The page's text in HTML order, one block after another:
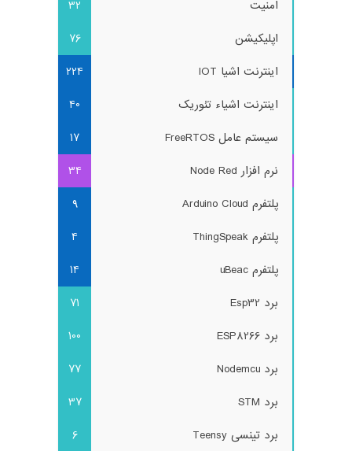
امنیت
32
اپلیکیشن
76
اینترنت اشیا IOT
224
اینترنت اشیاء تئوریک
40
سیستم عامل FreeRTOS
17
نرم افزار Node Red
34
پلتفرم Arduino Cloud
9
پلتفرم ThingSpeak
4
پلتفرم uBeac
14
برد Esp32
71
برد ESP8266
100
برد Nodemcu
77
برد STM
37
برد تینسی Teensy
6